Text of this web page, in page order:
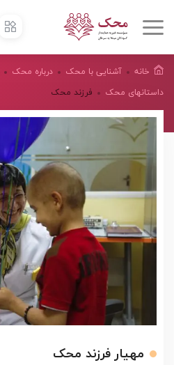
خانه آشنایی با محک درباره محک
داستانهای محک
فرزند محک
مهیار فرزند محک